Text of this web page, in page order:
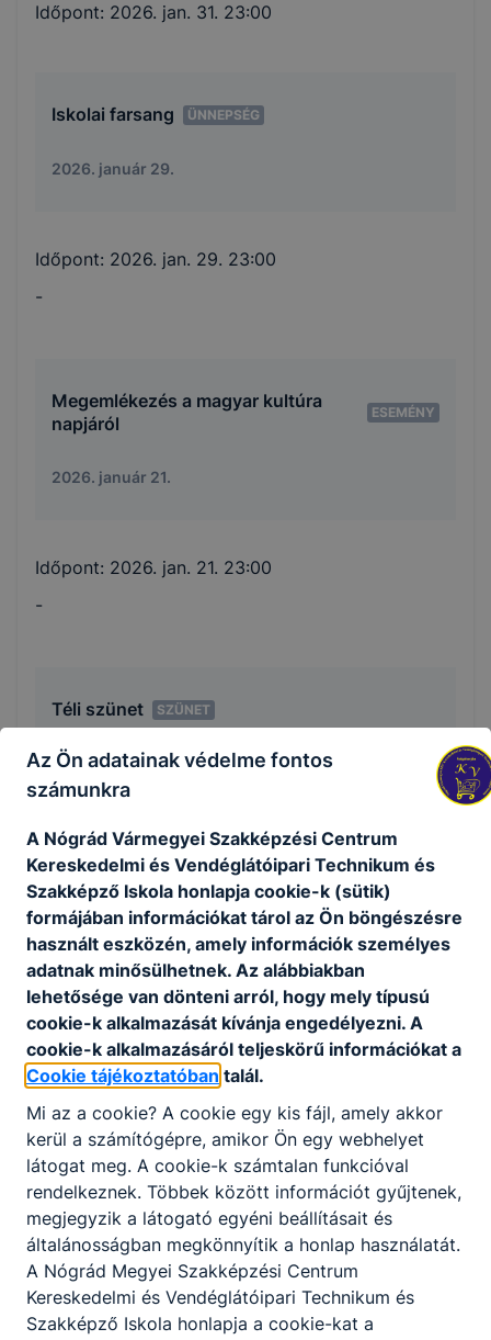
Időpont: 2026. jan. 31. 23:00
Iskolai farsang ÜNNEPSÉG
2026. január 29.
Időpont: 2026. jan. 29. 23:00
-
Megemlékezés a magyar kultúra
napjáról
ESEMÉNY
2026. január 21.
Időpont: 2026. jan. 21. 23:00
-
Téli szünet SZÜNET
2025. december 19.
Időpont: 2025. dec. 19. 23:00
- 2026. jan. 3. 23:00
A téli szünet előtti utolsó tanítási nap 2025.
december 19. (péntek), első tanítási nap 2026.
január 5. (hétfő).
Iskolai karácsonyváró ünnepség ÜNNEPSÉG
Időpont: 2025. dec. 18. 23:00
-
Nevelési nap ESEMÉNY
Az Ön adatainak védelme fontos
számunkra
A Nógrád Vármegyei Szakképzési Centrum
Kereskedelmi és Vendéglátóipari Technikum és
Szakképző Iskola honlapja cookie-k (sütik)
formájában információkat tárol az Ön böngészésre
használt eszközén, amely információk személyes
adatnak minősülhetnek. Az alábbiakban
lehetősége van dönteni arról, hogy mely típusú
cookie-k alkalmazását kívánja engedélyezni. A
cookie-k alkalmazásáról teljeskörű információkat a
Cookie tájékoztatóban talál.
Mi az a cookie? A cookie egy kis fájl, amely akkor
kerül a számítógépre, amikor Ön egy webhelyet
látogat meg. A cookie-k számtalan funkcióval
rendelkeznek. Többek között információt gyűjtenek,
megjegyzik a látogató egyéni beállításait és
általánosságban megkönnyítik a honlap használatát.
A Nógrád Megyei Szakképzési Centrum
Kereskedelmi és Vendéglátóipari Technikum és
Szakképző Iskola honlapja a cookie-kat a